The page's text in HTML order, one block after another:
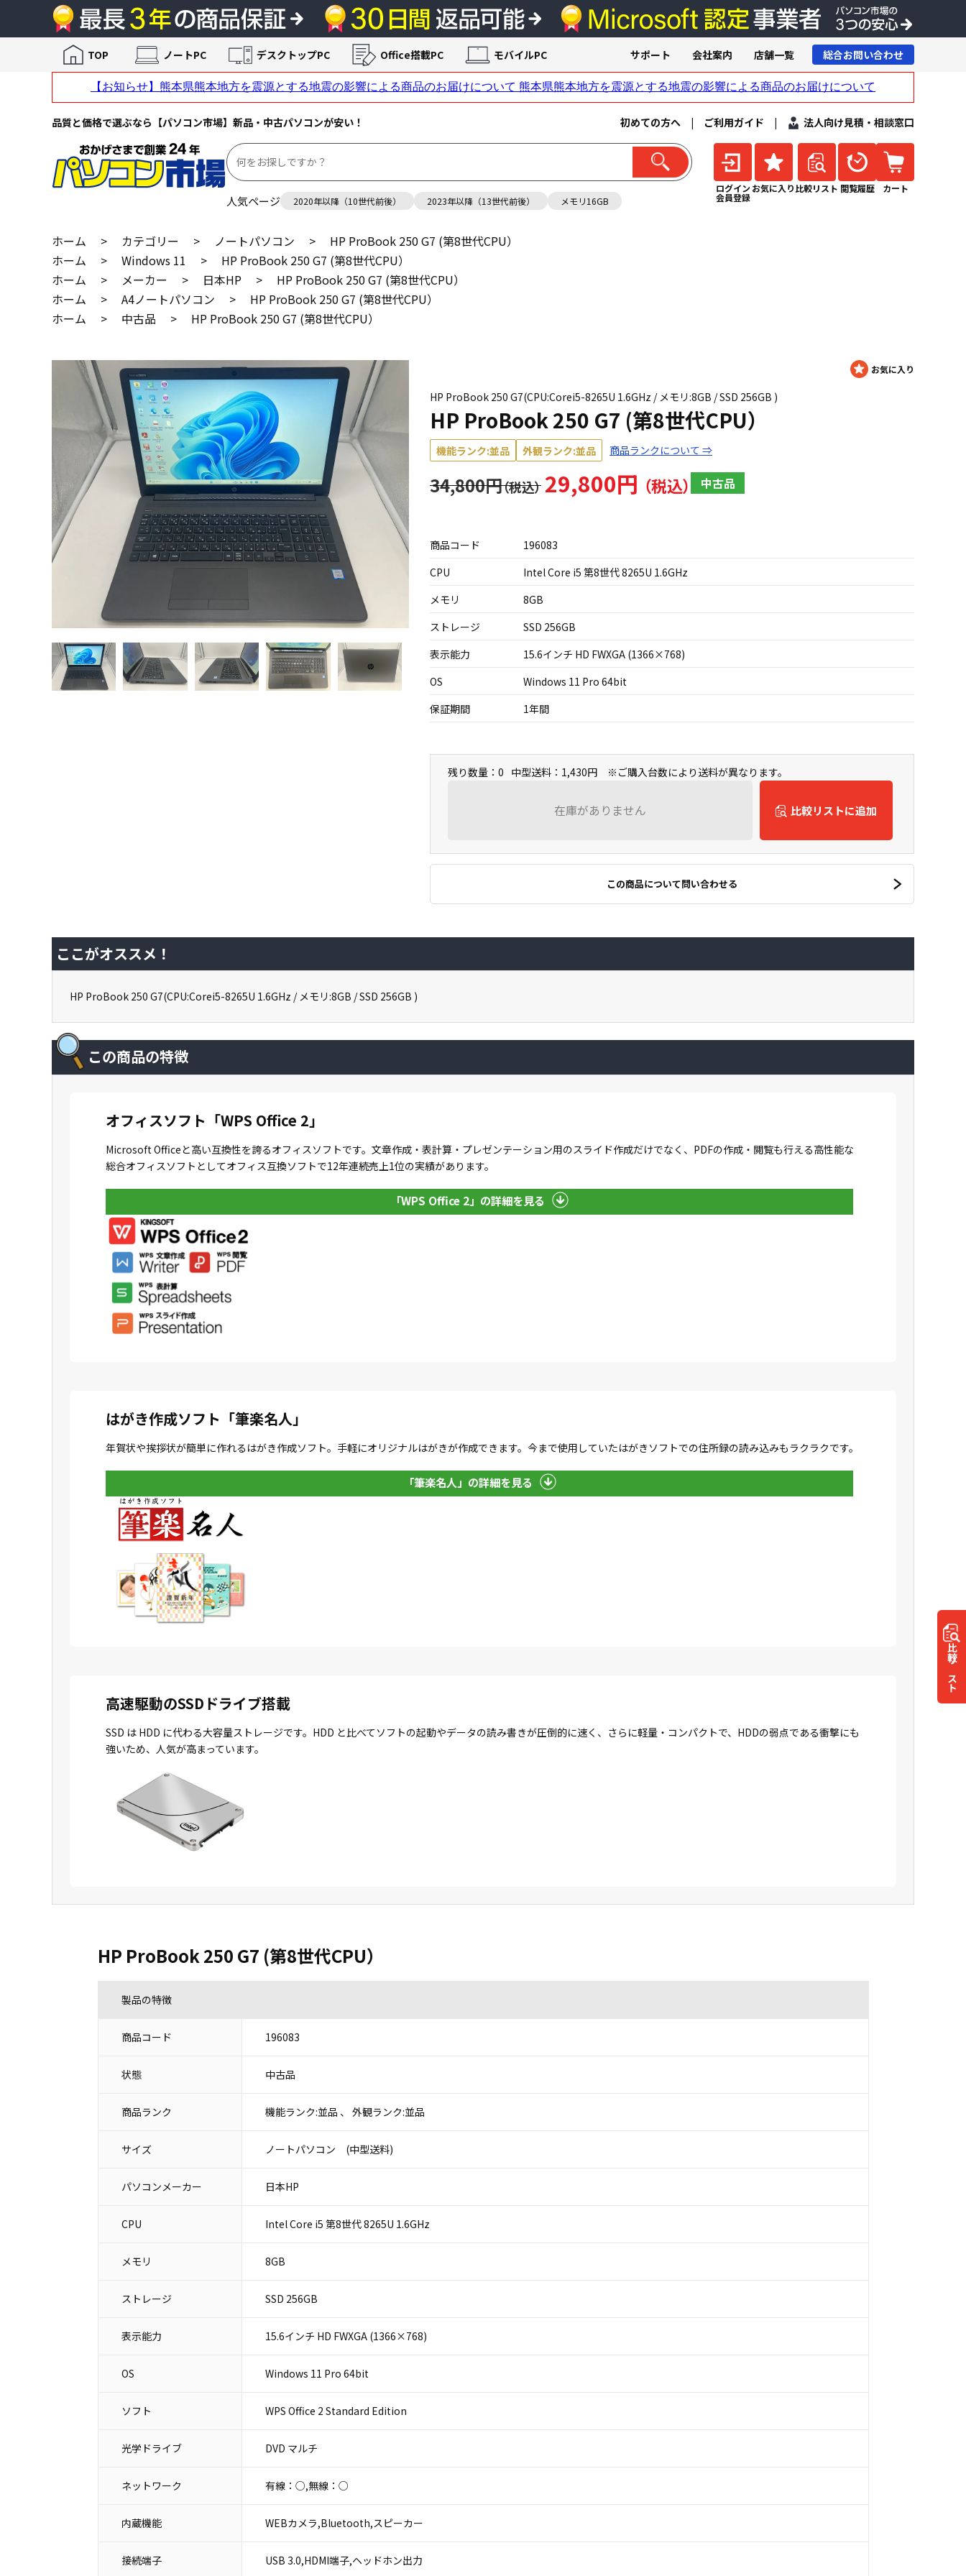
品質と価格で選ぶなら【パソコン市場】新品・中古パソコンが安い！ 初めての方へ | ご利用ガイド | 法人向け見積・相談窓口
人気ページ 2020年以降（10世代前後） 2023年以降（13世代前後） メモリ16GB
ログイン
会員登録
お気に入り 比較リスト 閲覧履歴 カート
TOP ノートPC デスクトップPC Office搭載PC モバイルPC サポート 会社案内 店舗一覧 総合お問い合わせ
ホーム > カテゴリー > ノートパソコン >
HP ProBook 250 G7 (第8世代CPU）
ホーム
> Windows 11 >
HP ProBook 250 G7 (第8世代CPU）
ホーム
> メーカー > 日本HP >
HP ProBook 250 G7 (第8世代CPU）
ホーム
> A4ノートパソコン >
HP ProBook 250 G7 (第8世代CPU）
ホーム
> 中古品 > HP ProBook 250 G7 (第8世代CPU）
HP ProBook 250 G7(CPU:Corei5-8265U 1.6GHz / メモリ:8GB / SSD 256GB )
HP ProBook 250 G7 (第8世代CPU）
機能ランク:並品 外観ランク:並品 商品ランクについて ⇒
29,800円 中古品
34,800円
商品コード
196083
CPU
Intel Core i5 第8世代 8265U 1.6GHz
メモリ
8GB
ストレージ
SSD 256GB
表示能力
15.6インチ HD FWXGA (1366×768)
OS
Windows 11 Pro 64bit
保証期間
1年間
残り数量：0 中型送料：1,430円 ※ご購入台数により送料が異なります。
在庫がありません 比較リストに追加
この商品について問い合わせる
比較
リスト
ここがオススメ！
HP ProBook 250 G7(CPU:Corei5-8265U 1.6GHz / メモリ:8GB / SSD 256GB )
この商品の特徴
オフィスソフト「WPS Office 2」
Microsoft Officeと高い互換性を誇るオフィスソフトです。文章作成・表計算・プレゼンテーション用のスライド作成だけでなく、PDFの作成・閲覧も行える高性能な
総合オフィスソフトとしてオフィス互換ソフトで12年連続売上1位の実績があります。
「WPS Office 2」の詳細を見る
はがき作成ソフト「筆楽名人」
年賀状や挨拶状が簡単に作れるはがき作成ソフト。手軽にオリジナルはがきが作成できます。今まで使用していたはがきソフトでの住所録の読み込みもラクラクです。
「筆楽名人」の詳細を見る
高速駆動のSSDドライブ搭載
SSD は HDD に代わる大容量ストレージです。HDD と比べてソフトの起動やデータの読み書きが圧倒的に速く、さらに軽量・コンパクトで、HDDの弱点である衝撃にも
強いため、人気が高まっています。
HP ProBook 250 G7 (第8世代CPU）
製品の特徴
商品コード 196083
状態 中古品
商品ランク 機能ランク:並品 、 外観ランク:並品
サイズ ノートパソコン (中型送料)
パソコンメーカー 日本HP
CPU Intel Core i5 第8世代 8265U 1.6GHz
メモリ 8GB
ストレージ SSD 256GB
表示能力 15.6インチ HD FWXGA (1366×768)
OS Windows 11 Pro 64bit
ソフト WPS Office 2 Standard Edition
光学ドライブ DVD マルチ
ネットワーク 有線：○,無線：○
内蔵機能 WEBカメラ,Bluetooth,スピーカー
接続端子 USB 3.0,HDMI端子,ヘッドホン出力